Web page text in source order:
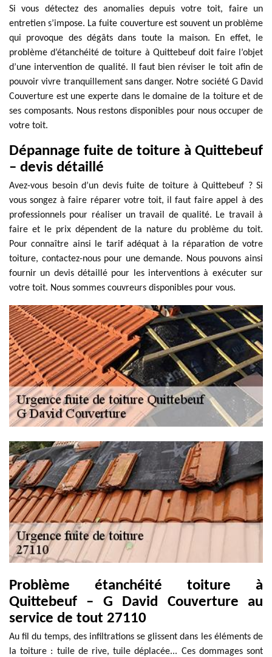
Si vous détectez des anomalies depuis votre toit, faire un
entretien s’impose. La fuite couverture est souvent un problème
qui provoque des dégâts dans toute la maison. En effet, le
problème d’étanchéité de toiture à Quittebeuf doit faire l’objet
d’une intervention de qualité. Il faut bien réviser le toit afin de
pouvoir vivre tranquillement sans danger. Notre société G David
Couverture est une experte dans le domaine de la toiture et de
ses composants. Nous restons disponibles pour nous occuper de
votre toit.
Dépannage fuite de toiture à Quittebeuf
– devis détaillé
Avez-vous besoin d’un devis fuite de toiture à Quittebeuf ? Si
vous songez à faire réparer votre toit, il faut faire appel à des
professionnels pour réaliser un travail de qualité. Le travail à
faire et le prix dépendent de la nature du problème du toit.
Pour connaître ainsi le tarif adéquat à la réparation de votre
toiture, contactez-nous pour une demande. Nous pouvons ainsi
fournir un devis détaillé pour les interventions à exécuter sur
votre toit. Nous sommes couvreurs disponibles pour vous.
Problème étanchéité toiture à
Quittebeuf – G David Couverture au
service de tout 27110
Au fil du temps, des infiltrations se glissent dans les éléments de
la toiture : tuile de rive, tuile déplacée... Ces dommages sont